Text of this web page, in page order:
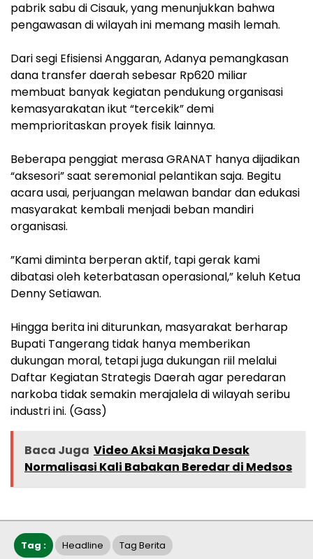
pabrik sabu di Cisauk, yang menunjukkan bahwa
pengawasan di wilayah ini memang masih lemah.
‎Dari segi Efisiensi Anggaran, Adanya pemangkasan
dana transfer daerah sebesar Rp620 miliar
membuat banyak kegiatan pendukung organisasi
kemasyarakatan ikut “tercekik” demi
memprioritaskan proyek fisik lainnya.
‎Beberapa penggiat merasa GRANAT hanya dijadikan
“aksesori” saat seremonial pelantikan saja. Begitu
acara usai, perjuangan melawan bandar dan edukasi
masyarakat kembali menjadi beban mandiri
organisasi.
‎”Kami diminta berperan aktif, tapi gerak kami
dibatasi oleh keterbatasan operasional,” keluh Ketua
Denny Setiawan.
‎Hingga berita ini diturunkan, masyarakat berharap
Bupati Tangerang tidak hanya memberikan
dukungan moral, tetapi juga dukungan riil melalui
Daftar Kegiatan Strategis Daerah agar peredaran
narkoba tidak semakin merajalela di wilayah seribu
industri ini. (Gass)
Baca Juga Video Aksi Masjaka Desak
Normalisasi Kali Babakan Beredar di Medsos
Tag : Headline Tag Berita